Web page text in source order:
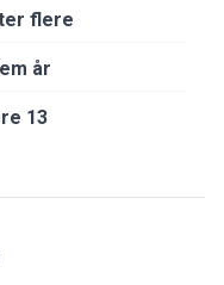
flere
år
13